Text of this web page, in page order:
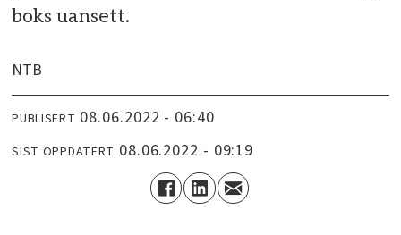
boks uansett.
NTB
PUBLISERT 08.06.2022 - 06:40
SIST OPPDATERT 08.06.2022 - 09:19